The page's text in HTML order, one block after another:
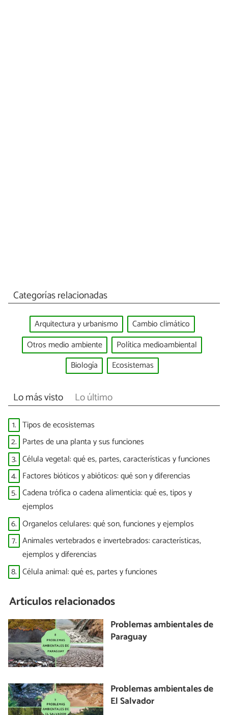
Categorías relacionadas
Arquitectura y urbanismo
Cambio climático
Otros medio ambiente
Política medioambiental
Biología
Ecosistemas
Lo más visto Lo último
1. Tipos de ecosistemas
2. Partes de una planta y sus funciones
3. Célula vegetal: qué es, partes, características y funciones
4. Factores bióticos y abióticos: qué son y diferencias
5. Cadena trófica o cadena alimenticia: qué es, tipos y
ejemplos
6. Organelos celulares: qué son, funciones y ejemplos
7. Animales vertebrados e invertebrados: características,
ejemplos y diferencias
8. Célula animal: qué es, partes y funciones
Artículos relacionados
Problemas ambientales de
Paraguay
Problemas ambientales de
El Salvador